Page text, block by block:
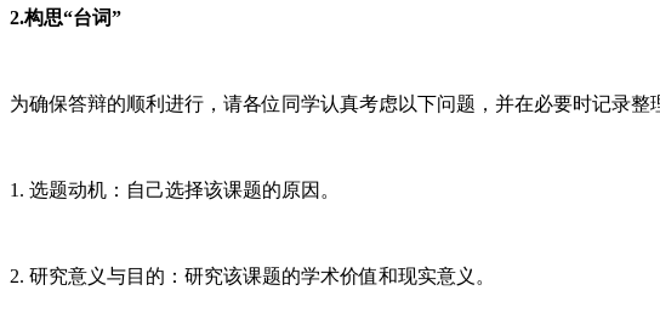
2.构思“台词”
为确保答辩的顺利进行，请各位同学认真考虑以下问题，并在必要时记录
1. 选题动机：自己选择该课题的原因。
2. 研究意义与目的：研究该课题的学术价值和现实意义。